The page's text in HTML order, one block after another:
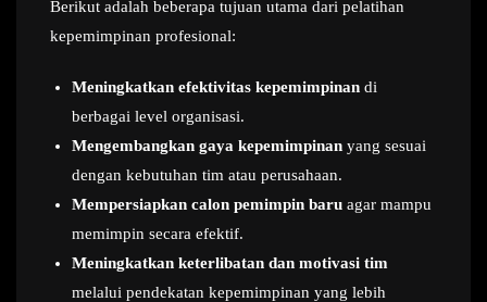
Berikut adalah beberapa tujuan utama dari pelatihan
kepemimpinan profesional:
Meningkatkan efektivitas kepemimpinan di
berbagai level organisasi.
Mengembangkan gaya kepemimpinan yang sesuai
dengan kebutuhan tim atau perusahaan.
Mempersiapkan calon pemimpin baru agar mampu
memimpin secara efektif.
Meningkatkan keterlibatan dan motivasi tim
melalui pendekatan kepemimpinan yang lebih